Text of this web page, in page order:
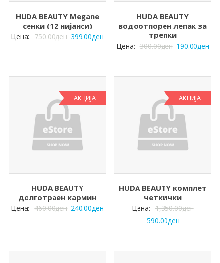
HUDA BEAUTY Megane
сенки (12 нијанси)
Цена: 750.00ден 399.00ден
HUDA BEAUTY
водоотпорен лепак за
трепки
Цена: 300.00ден 190.00ден
АКЦИЈА
HUDA BEAUTY
долготраен кармин
Цена: 460.00ден 240.00ден
АКЦИЈА
HUDA BEAUTY комплет
четкички
Цена: 1,350.00ден
590.00ден